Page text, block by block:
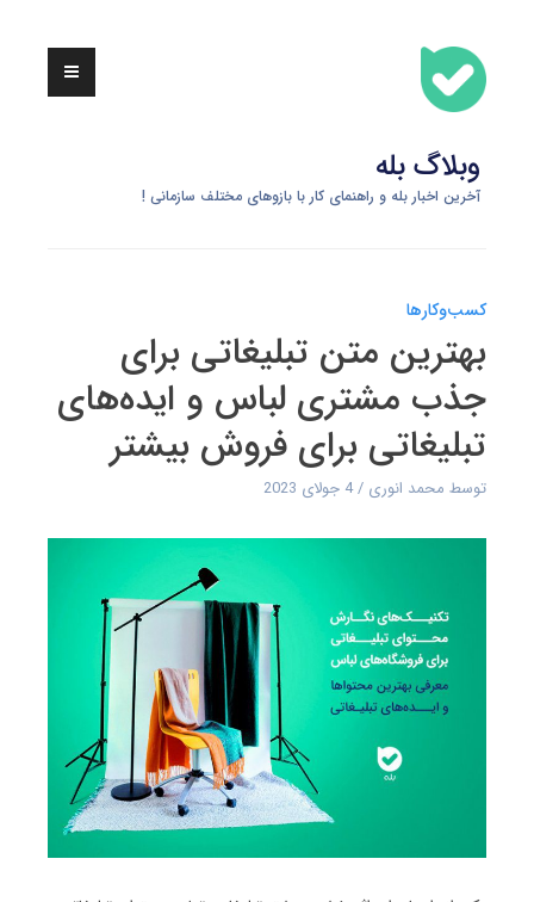
content
وبلاگ بله
آخرین اخبار بله و راهنمای کار با بازوهای مختلف سازمانی !
کسب‌وکارها
بهترین متن تبلیغاتی برای
جذب مشتری لباس و ایده‌های
تبلیغاتی برای فروش بیشتر
توسط محمد انوری 4 جولای 2023